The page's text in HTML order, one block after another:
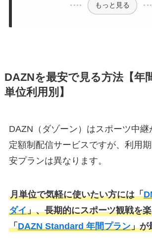
もっと見る
DAZNを最安で見る方法【年
単位利用別】
DAZN（ダゾーン）はスポーツ中
定額制配信サービスですが、利用
安プランは異なります。
月単位で気軽に使いたい方には「
ダイ」、長期的にスポーツ観戦を
「DAZN Standard 年間プラン」が